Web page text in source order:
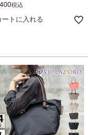
税込
ートに入れる